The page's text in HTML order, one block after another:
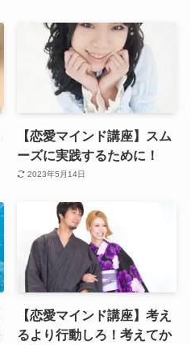
【恋愛マインド講座】スム
ーズに実践するために！
2023年5月14日
【恋愛マインド講座】考え
るより行動しろ！考えてか